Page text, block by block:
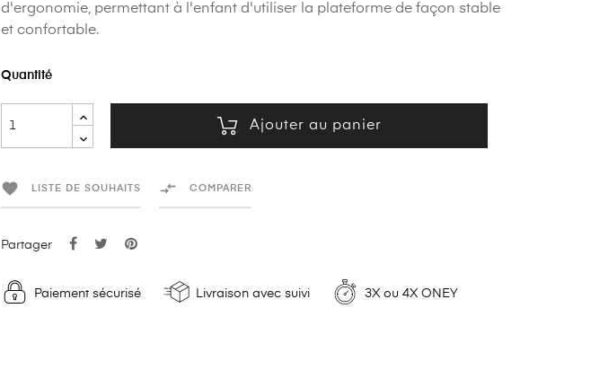
d'ergonomie, permettant à l'enfant d'utiliser la plateforme de façon stable
et confortable.
Quantité
Ajouter au panier
 LISTE DE SOUHAITS  COMPARER
Partager
Paiement sécurisé Livraison avec suivi 3X ou 4X ONEY